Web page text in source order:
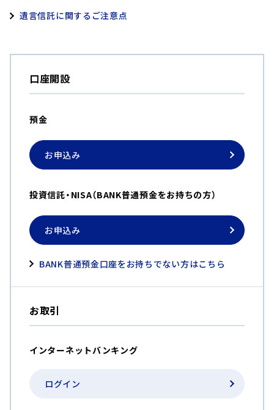
遺言信託に関するご注意点
口座開設
預金
お申込み
投資信託・NISA（BANK普通預金をお持ちの方）
お申込み
BANK普通預金口座をお持ちでない方はこちら
お取引
インターネットバンキング
ログイン